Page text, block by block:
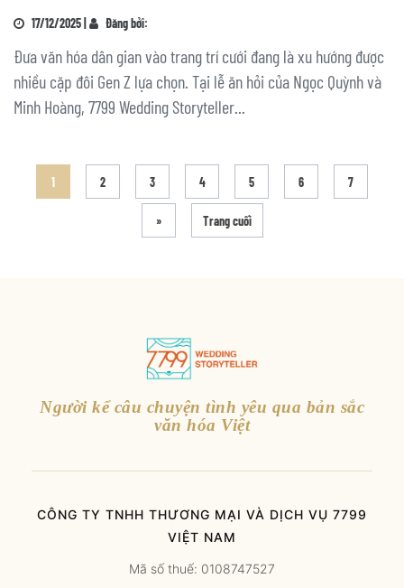
17/12/2025 | Đăng bởi:
Đưa văn hóa dân gian vào trang trí cưới đang là xu hướng được
nhiều cặp đôi Gen Z lựa chọn. Tại lễ ăn hỏi của Ngọc Quỳnh và
Minh Hoàng, 7799 Wedding Storyteller...
1 2 3 4 5 6 7
» Trang cuối
Người kể câu chuyện tình yêu qua bản sắc
văn hóa Việt
CÔNG TY TNHH THƯƠNG MẠI VÀ DỊCH VỤ 7799
VIỆT NAM
Mã số thuế: 0108747527